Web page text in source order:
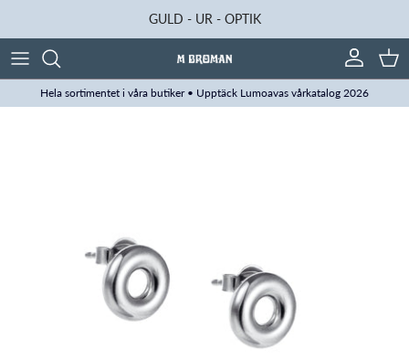
GULD - UR - OPTIK
Konto
Hela sortimentet i våra butiker • Upptäck Lumoavas vårkatalog 2026